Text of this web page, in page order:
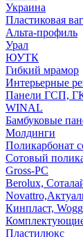
Украина
Пластиковая
Альта-профиль
Урал
ЮУТК
Гибкий мрамор
Интерьерные
Панели ГСП,
WINAL
Бамбуковые
Молдинги
Поликарбонат
Сотовый
Gross-PC
Berolux,
Кинпласт,
Пластилюкс